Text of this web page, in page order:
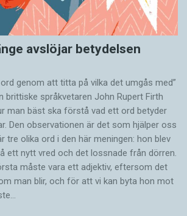
avslöjar betydelsen
genom att titta på vilka det umgås med”
brittiske språkvetaren John Rupert Firth
man bäst ska förstå vad ett ord betyder
Den ­observationen är det som hjälper oss
tre olika ord i den här meningen: hon blev
ett nytt vred och det lossnade från dörren.
måste vara ett adjektiv, eftersom det
man blir, och för att vi kan byta hon mot